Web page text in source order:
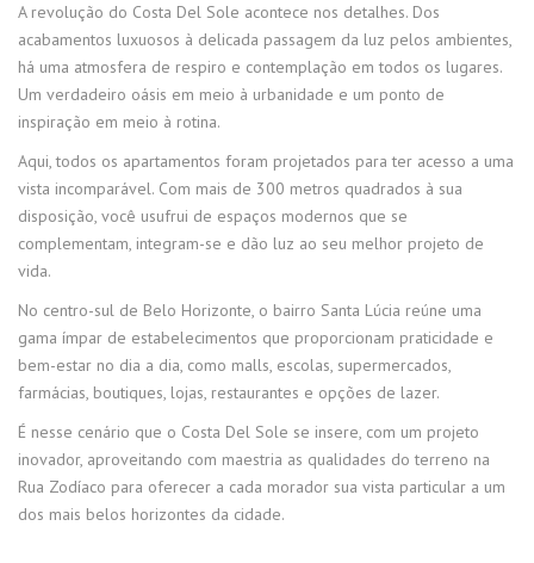
A revolução do Costa Del Sole acontece nos detalhes. Dos
acabamentos luxuosos à delicada passagem da luz pelos ambientes,
há uma atmosfera de respiro e contemplação em todos os lugares.
Um verdadeiro oásis em meio à urbanidade e um ponto de
inspiração em meio à rotina.
Aqui, todos os apartamentos foram projetados para ter acesso a uma
vista incomparável. Com mais de 300 metros quadrados à sua
disposição, você usufrui de espaços modernos que se
complementam, integram-se e dão luz ao seu melhor projeto de
vida.
No centro-sul de Belo Horizonte, o bairro Santa Lúcia reúne uma
gama ímpar de estabelecimentos que proporcionam praticidade e
bem-estar no dia a dia, como malls, escolas, supermercados,
farmácias, boutiques, lojas, restaurantes e opções de lazer.
É nesse cenário que o Costa Del Sole se insere, com um projeto
inovador, aproveitando com maestria as qualidades do terreno na
Rua Zodíaco para oferecer a cada morador sua vista particular a um
dos mais belos horizontes da cidade.